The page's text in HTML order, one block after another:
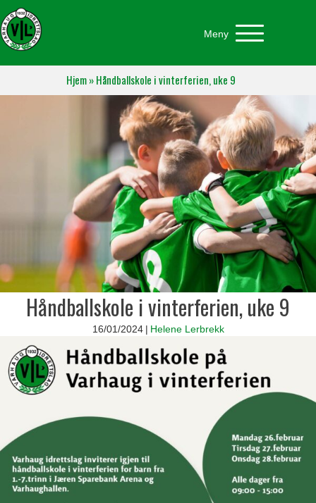
Meny
Hjem»Håndballskole i vinterferien, uke 9
Håndballskole i vinterferien, uke 9
16/01/2024 | Helene Lerbrekk